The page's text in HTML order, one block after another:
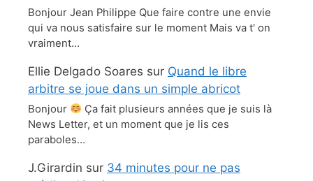
Bonjour Jean Philippe Que faire contre une envie
qui va nous satisfaire sur le moment Mais va t' on
vraiment…
Ellie Delgado Soares sur Quand le libre
arbitre se joue dans un simple abricot
Bonjour
Ça fait plusieurs années que je suis là
News Letter, et un moment que je lis ces
paraboles…
J.Girardin sur 34 minutes pour ne pas